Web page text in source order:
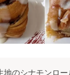
地のシナモンロ